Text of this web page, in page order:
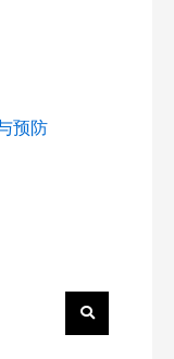
预防